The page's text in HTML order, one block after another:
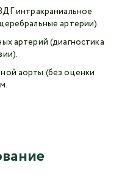
интракраниальное
артерии).
артерий (диагностика
аорты (без оценки